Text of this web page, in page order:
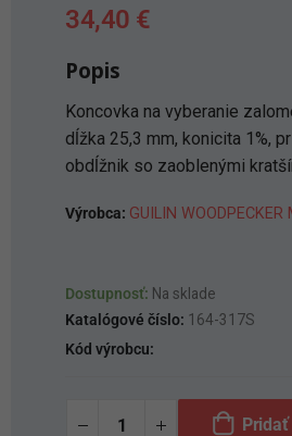
34,40 €
Popis
Koncovka na vyberanie
dĺžka 25,3 mm, konicita 1%,
obdĺžnik so zaoblenými
Výrobca: GUILIN WOODPECKER
Dostupnosť: Na sklade
Katalógové číslo: 164-317S
Kód výrobcu:
Pridať